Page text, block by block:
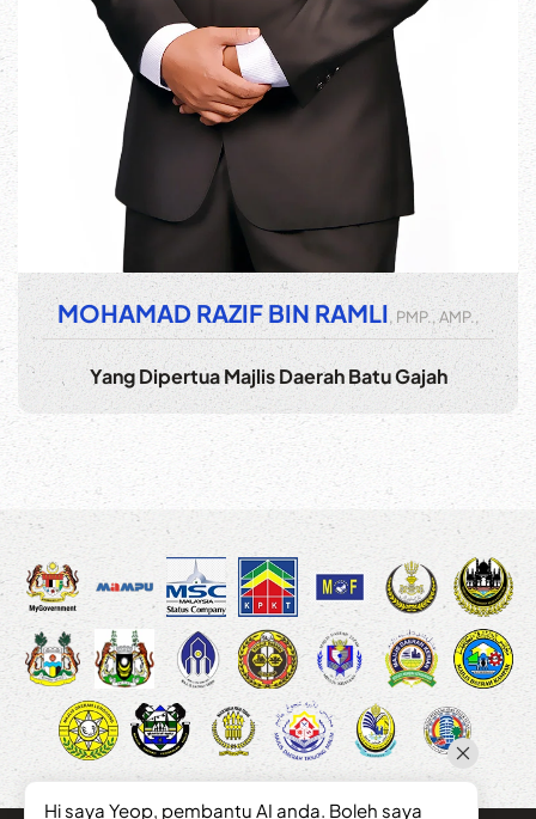
MOHAMAD RAZIF BIN RAMLI, PMP., AMP.,
Yang Dipertua Majlis Daerah Batu Gajah
Hi saya Yeop, pembantu AI anda. Boleh saya